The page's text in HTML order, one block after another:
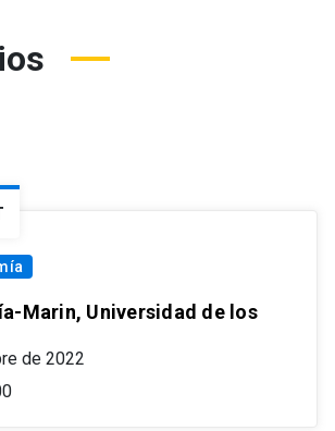
Marin, Universidad de los
de 2022